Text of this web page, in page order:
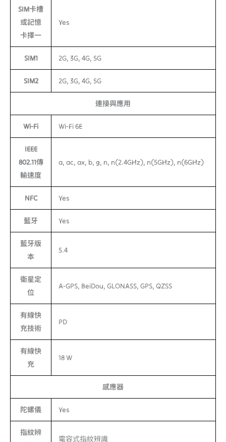
SIM卡槽
或記憶
卡擇一
Yes
SIM1 2G, 3G, 4G, 5G
SIM2 2G, 3G, 4G, 5G
連接與應用
Wi-Fi Wi-Fi 6E
IEEE
802.11傳
輸速度
a, ac, ax, b, g, n, n(2.4GHz), n(5GHz), n(6GHz)
NFC Yes
藍牙 Yes
藍牙版
本
5.4
衛星定
位
A-GPS, BeiDou, GLONASS, GPS, QZSS
有線快
充技術
PD
有線快
充
18 W
感應器
陀螺儀 Yes
指紋辨
電容式指紋辨識